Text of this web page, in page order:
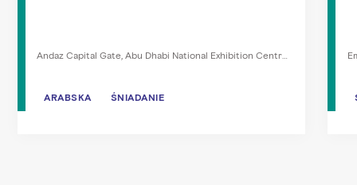
Andaz Capital Gate, Abu Dhabi National Exhibition Centre,
ARABSKA ŚNIADANIE
ARABSKA ŚNIADANIE